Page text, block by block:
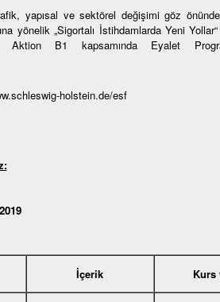
yapısal ve sektörel değişimi göz
yönelik „Sigortalı İstihdamlarda Yeni
Aktion B1 kapsamında Eyalet
holstein.de/esf
İçerik Kurs